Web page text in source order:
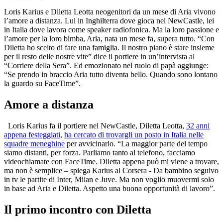
Loris Karius e Diletta Leotta neogenitori da un mese di Aria vivono
l’amore a distanza. Lui in Inghilterra dove gioca nel NewCastle, lei
in Italia dove lavora come speaker radiofonica. Ma la loro passione e
l’amore per la loro bimba, Aria, nata un mese fa, supera tutto. “Con
Diletta ho scelto di fare una famiglia. Il nostro piano è stare insieme
per il resto delle nostre vite” dice il portiere in un’intervista al
“Corriere della Sera”. Ed emozionato nel ruolo di papà aggiunge:
“Se prendo in braccio Aria tutto diventa bello. Quando sono lontano
la guardo su FaceTime”.
Amore a distanza
Loris Karius fa il portiere nel NewCastle, Diletta Leotta, 32 anni
appena festeggiati, ha cercato di trovargli un posto in Italia nelle
squadre meneghine per avvicinarlo. “La maggior parte del tempo
siamo distanti, per forza. Parliamo tanto al telefono, facciamo
videochiamate con FaceTime. Diletta appena può mi viene a trovare,
ma non è semplice – spiega Karius al Corsera - Da bambino seguivo
in tv le partite di Inter, Milan e Juve. Ma non voglio muovermi solo
in base ad Aria e Diletta. Aspetto una buona opportunità di lavoro”.
Il primo incontro con Diletta